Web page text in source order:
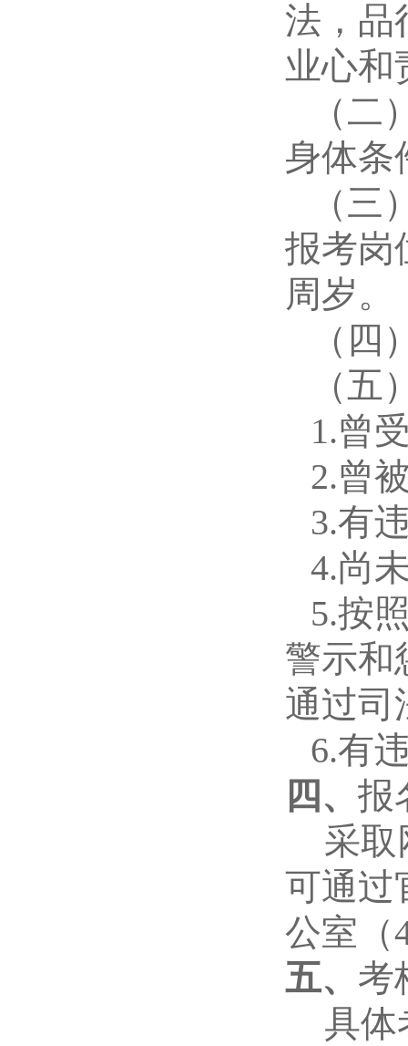
法，品
业心和
（
身体条
（三
报考岗
周岁。
（
（五
1.曾
2.曾
3.有
4.尚
5.按
警示和
通过司
6.有
四、 报
采取
可通过
公室 （
五、 考
具体